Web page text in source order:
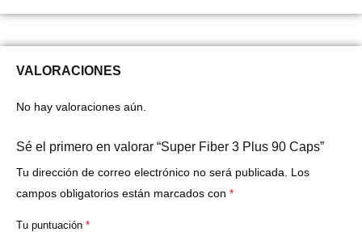
VALORACIONES
No hay valoraciones aún.
Sé el primero en valorar “Super Fiber 3 Plus 90 Caps”
Tu dirección de correo electrónico no será publicada.
Los
campos obligatorios están marcados con *
Tu puntuación *